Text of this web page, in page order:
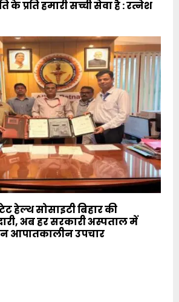
के प्रति हमारी सच्ची सेवा है : रत्नेश
हेल्थ सोसाइटी बिहार की
अब हर सरकारी अस्पताल में
आपातकालीन उपचार